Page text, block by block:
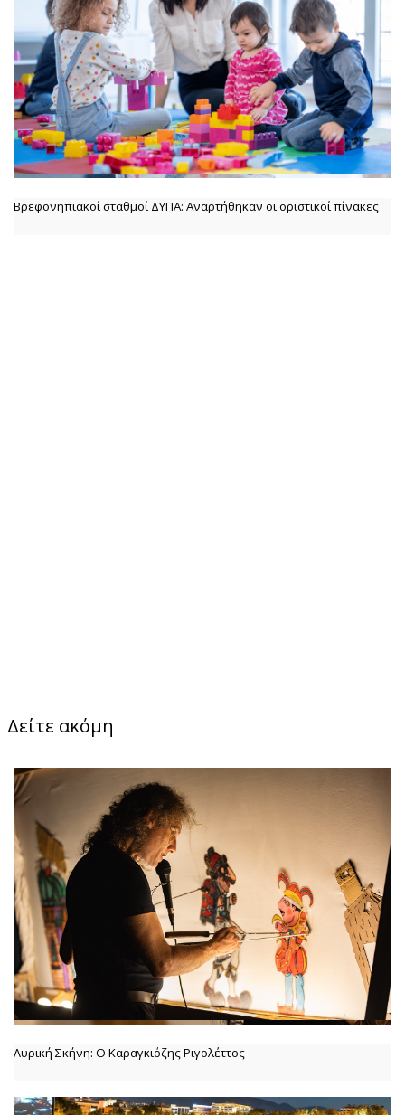
Βρεφονηπιακοί σταθμοί ΔΥΠΑ: Αναρτήθηκαν οι οριστικοί πίνακες
Δείτε ακόμη
Λυρική Σκήνη: Ο Καραγκιόζης Ριγολέττος